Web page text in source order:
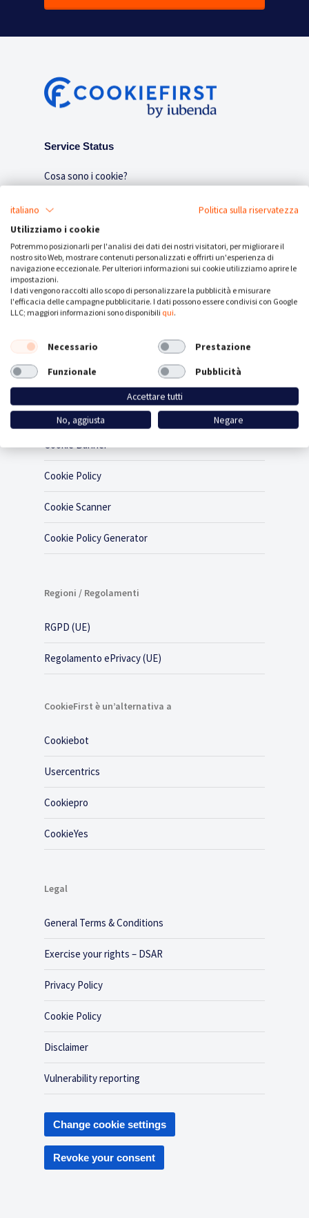
Service Status
Cosa sono i cookie?
Notizie e articoli
Cookie Consent
Cookie Banner
Cookie Policy
Cookie Scanner
Cookie Policy Generator
Regioni / Regolamenti
RGPD (UE)
Regolamento ePrivacy (UE)
CookieFirst è un’alternativa a
Cookiebot
Usercentrics
Cookiepro
CookieYes
Legal
General Terms & Conditions
Exercise your rights – DSAR
Privacy Policy
Cookie Policy
Disclaimer
Vulnerability reporting
Change cookie settings
Revoke your consent
italiano
Politica sulla riservatezza
Utilizziamo i cookie
Potremmo posizionarli per l'analisi dei dati dei nostri visitatori, per migliorare il
nostro sito Web, mostrare contenuti personalizzati e offrirti un'esperienza di
navigazione eccezionale. Per ulteriori informazioni sui cookie utilizziamo aprire le
impostazioni.
I dati vengono raccolti allo scopo di personalizzare la pubblicità e misurare
l'efficacia delle campagne pubblicitarie. I dati possono essere condivisi con Google
LLC; maggiori informazioni sono disponibili qui.
Necessario
Prestazione
Funzionale
Pubblicità
Accettare tutti
No, aggiusta
Negare